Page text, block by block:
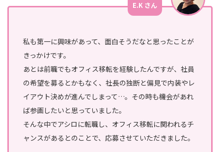
E.K さん
私も第一に興味があって、面白そうだなと思ったことが
きっかけです。
あとは前職でもオフィス移転を経験したんですが、社員
の希望を募るとかもなく、社長の独断と偏見で内装やレ
イアウト決めが進んでしまって…。その時も機会があれ
ば参画したいと思っていました。
そんな中でアシロに転職し、オフィス移転に関われるチ
ャンスがあるとのことで、応募させていただきました。